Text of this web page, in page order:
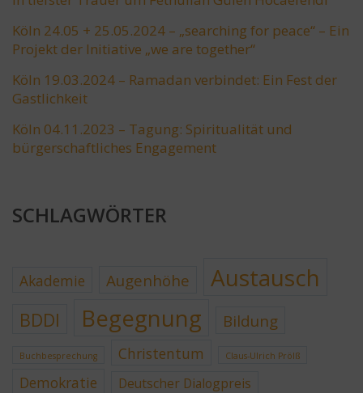
Köln 24.05 + 25.05.2024 – „searching for peace“ – Ein
Projekt der Initiative „we are together“
Köln 19.03.2024 – Ramadan verbindet: Ein Fest der
Gastlichkeit
Köln 04.11.2023 – Tagung: Spiritualität und
bürgerschaftliches Engagement
SCHLAGWÖRTER
Akademie Augenhöhe Austausch
BDDI Begegnung Bildung
Buchbesprechung Christentum Claus-Ulrich Prölß
Demokratie Deutscher Dialogpreis